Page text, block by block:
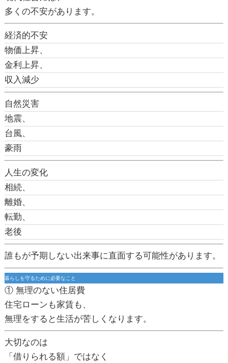
多くの不安があります。
経済的不安
物価上昇、
金利上昇、
収入減少
自然災害
地震、
台風、
豪雨
人生の変化
相続、
離婚、
転勤、
老後
誰もが予期しない出来事に直面する可能性があります。
暮らしを守るために必要なこと
① 無理のない住居費
住宅ローンも家賃も、
無理をすると生活が苦しくなります。
大切なのは
「借りられる額」ではなく